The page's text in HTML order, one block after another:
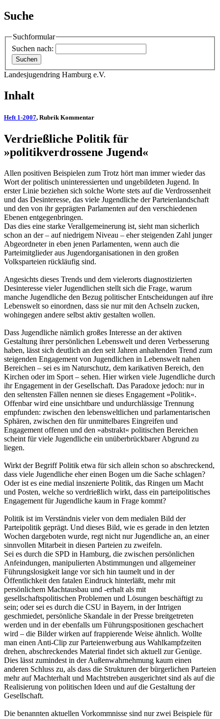
Suche
Suchformular
Suchen nach:
Landesjugendring Hamburg e.V.
Inhalt
Heft 1-2007, Rubrik Kommentar
Verdrießliche Politik für
»politikverdrossene Jugend«
Allen positiven Beispielen zum Trotz hört man immer wieder das
Wort der politisch uninteressierten und ungebildeten Jugend. In
erster Linie beziehen sich solche Worte stets auf die Verdrossenheit
und das Desinteresse, das viele Jugendliche der Parteienlandschaft
und den von ihr geprägten Parlamenten auf den verschiedenen
Ebenen entgegenbringen.
Das dies eine starke Verallgemeinerung ist, sieht man sicherlich
schon an der – auf niedrigem Niveau – eher steigenden Zahl junger
Abgeordneter in eben jenen Parlamenten, wenn auch die
Parteimitglieder aus Jugendorganisationen in den großen
Volksparteien rückläufig sind.
Angesichts dieses Trends und dem vielerorts diagnostizierten
Desinteresse vieler Jugendlichen stellt sich die Frage, warum
manche Jugendliche den Bezug politischer Entscheidungen auf ihre
Lebenswelt so einordnen, dass sie nur mit den Achseln zucken,
wohingegen andere selbst aktiv gestalten wollen.
Dass Jugendliche nämlich großes Interesse an der aktiven
Gestaltung ihrer persönlichen Lebenswelt und deren Verbesserung
haben, lässt sich deutlich an den seit Jahren anhaltenden Trend zum
steigenden Engagement von Jugendlichen in Lebenswelt nahen
Bereichen – sei es im Naturschutz, dem karikativen Bereich, den
Kirchen oder im Sport – sehen. Hier wirken viele Jugendliche durch
ihr Engagement in der Gesellschaft. Das Paradoxe jedoch: nur in
den seltensten Fällen nennen sie dieses Engagement »Politik«.
Offenbar wird eine unsichtbare und undurchlässige Trennung
empfunden: zwischen den lebensweltlichen und parlamentarischen
Sphären, zwischen den für unmittelbares Eingreifen und
Engagement offenen und den »abstrakt« politischen Bereichen
scheint für viele Jugendliche ein unüberbrückbarer Abgrund zu
liegen.
Wirkt der Begriff Politik etwa für sich allein schon so abschreckend,
dass viele Jugendliche eher einen Bogen um die Sache schlagen?
Oder ist es eine medial inszenierte Politik, das Ringen um Macht
und Posten, welche so verdrießlich wirkt, dass ein parteipolitisches
Engagement für Jugendliche kaum in Frage kommt?
Politik ist im Verständnis vieler von dem medialen Bild der
Parteipolitik geprägt. Und dieses Bild, wie es gerade in den letzten
Wochen dargeboten wurde, regt nicht nur Jugendliche an, an einer
sinnvollen Mitarbeit in diesen Parteien zu zweifeln.
Sei es durch die SPD in Hamburg, die zwischen persönlichen
Anfeindungen, manipulierten Abstimmungen und allgemeiner
Führungslosigkeit lange vor sich hin taumelt und in der
Öffentlichkeit den fatalen Eindruck hinterläßt, mehr mit
persönlichem Machtausbau und -erhalt als mit
gesellschaftspolitischen Problemen und Lösungen beschäftigt zu
sein; oder sei es durch die CSU in Bayern, in der Intrigen
geschmiedet, persönliche Skandale in der Presse breitgetreten
werden und in der ebenfalls um Führungspositionen geschachert
wird – die Bilder wirken auf frappierende Weise ähnlich. Wollte
man einen Anti-Clip zur Parteienwerbung aus Wahlkampfzeiten
drehen, abschreckendes Material findet sich aktuell zur Genüge.
Dies lässt zumindest in der Außenwahrnehmung kaum einen
anderen Schluss zu, als dass die Strukturen der bürgerlichen Parteien
mehr auf Machterhalt und Machtstreben ausgerichtet sind als auf die
Realisierung von politischen Ideen und auf die Gestaltung der
Gesellschaft.
Die benannten aktuellen Vorkommnisse sind nur zwei Beispiele für